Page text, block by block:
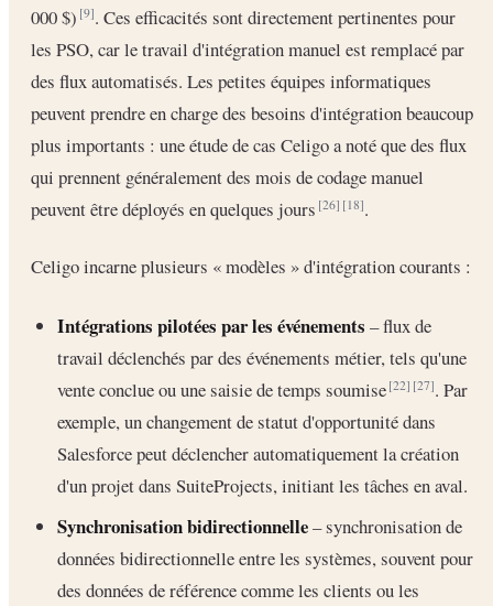
000 $)[9]. Ces efficacités sont directement pertinentes pour
les PSO, car le travail d'intégration manuel est remplacé par
des flux automatisés. Les petites équipes informatiques
peuvent prendre en charge des besoins d'intégration beaucoup
plus importants : une étude de cas Celigo a noté que des flux
qui prennent généralement des mois de codage manuel
peuvent être déployés en quelques jours[26] [18].
Celigo incarne plusieurs « modèles » d'intégration courants :
Intégrations pilotées par les événements – flux de
travail déclenchés par des événements métier, tels qu'une
vente conclue ou une saisie de temps soumise[22] [27]. Par
exemple, un changement de statut d'opportunité dans
Salesforce peut déclencher automatiquement la création
d'un projet dans SuiteProjects, initiant les tâches en aval.
Synchronisation bidirectionnelle– synchronisation de
données bidirectionnelle entre les systèmes, souvent pour
des données de référence comme les clients ou les